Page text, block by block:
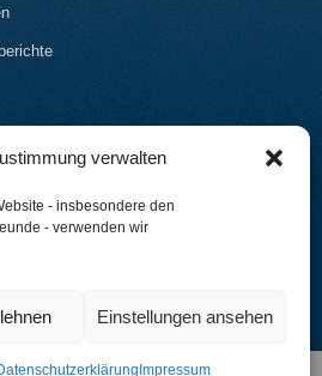
verwalten
- insbesondere den
- verwenden wir
Einstellungen ansehen
Impressum